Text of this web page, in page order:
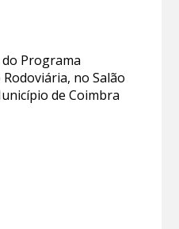
Programa
no Salão
de Coimbra